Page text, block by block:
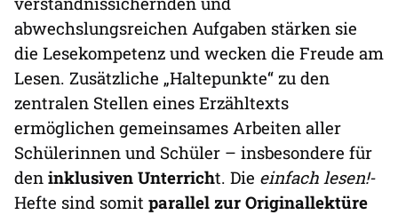
abwechslungsreichen Aufgaben stärken sie
die Lesekompetenz und wecken die Freude am
Lesen. Zusätzliche „Haltepunkte“ zu den
zentralen Stellen eines Erzähltexts
ermöglichen gemeinsames Arbeiten aller
Schülerinnen und Schüler – insbesondere für
den inklusiven Unterricht. Die einfach lesen!-
Hefte sind somit parallel zur Originallektüre